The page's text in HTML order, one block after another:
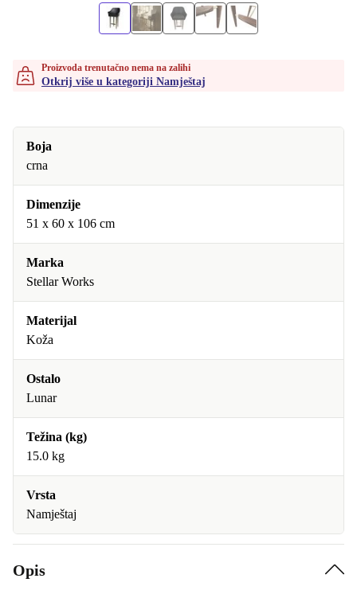
Proizvoda trenutačno nema na zalihi
Otkrij više u kategoriji Namještaj
Boja
crna
Dimenzije
51 x 60 x 106 cm
Marka
Stellar Works
Materijal
Koža
Ostalo
Lunar
Težina (kg)
15.0 kg
Vrsta
Namještaj
Opis